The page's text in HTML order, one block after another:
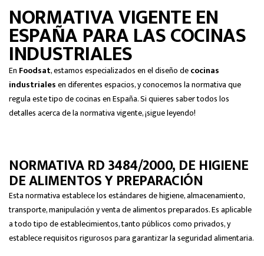
NORMATIVA VIGENTE EN
ESPAÑA PARA LAS COCINAS
INDUSTRIALES
En Foodsat, estamos especializados en el diseño decocinas
industrialesen diferentes espacios, y conocemos la normativa que
regula este tipo de cocinas en España. Si quieres saber todos los
detalles acerca de la normativa vigente, ¡sigue leyendo!
NORMATIVA RD 3484/2000, DE HIGIENE
DE ALIMENTOS Y PREPARACIÓN
Esta normativa establece los estándares de higiene, almacenamiento,
transporte, manipulación y venta de alimentos preparados. Es aplicable
a todo tipo de establecimientos, tanto públicos como privados, y
establece requisitos rigurosos para garantizar la seguridad alimentaria.